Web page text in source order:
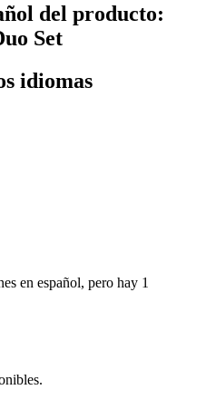
del producto:
Set
idiomas
en español, pero hay 1